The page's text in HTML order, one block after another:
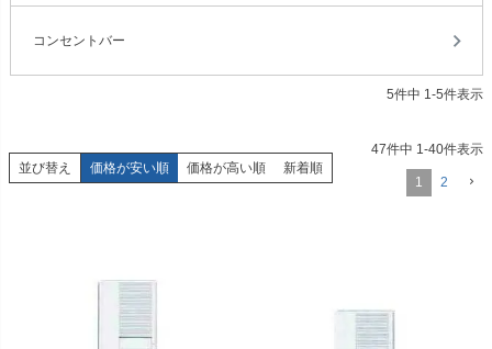
コンセントバー
5件中 1-5件表示
並び替え 価格が安い順 価格が高い順 新着順
47件中 1-40件表示
1 2